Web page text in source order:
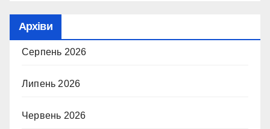
Архіви
Серпень 2026
Липень 2026
Червень 2026